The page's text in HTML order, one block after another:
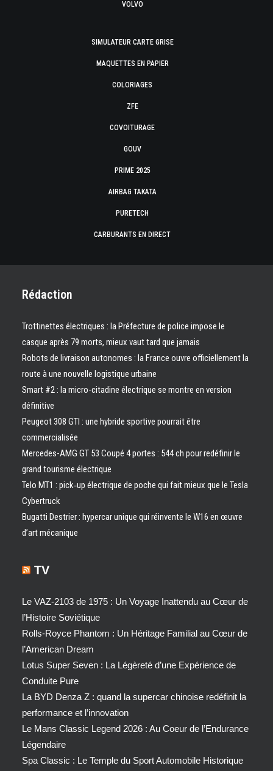
VOLVO
SIMULATEUR CARTE GRISE
MAQUETTES EN PAPIER
COLORIAGES
ZFE
COVOITURAGE
GOUV
PRIME 2025
AIRBAG TAKATA
PURETECH
CARBURANTS EN DIRECT
Rédaction
Trottinettes électriques : la Préfecture de police impose le
casque après 79 morts, mieux vaut tard que jamais
Robots de livraison autonomes : la France ouvre officiellement la
route à une nouvelle logistique urbaine
Smart #2 : la micro-citadine électrique se montre en version
définitive
Peugeot 308 GTI : une hybride sportive pourrait être
commercialisée
Mercedes-AMG GT 53 Coupé 4 portes : 544 ch pour redéfinir le
grand tourisme électrique
Telo MT1 : pick‑up électrique de poche qui fait mieux que le Tesla
Cybertruck
Bugatti Destrier : hypercar unique qui réinvente le W16 en œuvre
d’art mécanique
TV
Le VAZ-2103 de 1975 : Un Voyage Inattendu au Cœur de
l’Histoire Soviétique
Rolls-Royce Phantom : Un Héritage Familial au Cœur de
l’American Dream
Lotus Super Seven : La Légèreté d’une Expérience de
Conduite Pure
La BYD Denza Z : quand la supercar chinoise redéfinit la
performance et l’innovation
Le Mans Classic Legend 2026 : Au Coeur de l’Endurance
Légendaire
Spa Classic : Le Temple du Sport Automobile Historique